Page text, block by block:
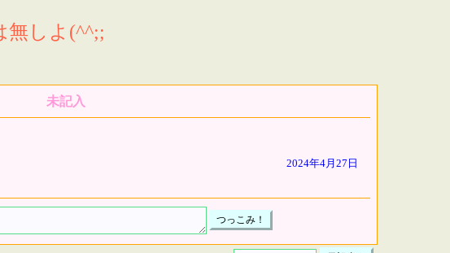
無しよ(^^;;
未記入
2024年4月27日